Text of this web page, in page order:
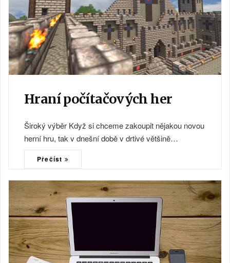
Hraní počítačových her
Široký výběr Když si chceme zakoupit nějakou novou
herní hru, tak v dnešní době v drtivé většině…
Přečíst